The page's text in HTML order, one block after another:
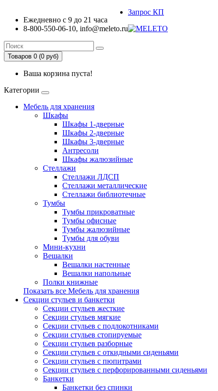
Ежедневно с 9 до 21 часа
8-800-550-06-10, info@meleto.ru
Запрос КП
Товаров 0 (0 pуб)
Ваша корзина пуста!
Категории
Мебель для хранения
Шкафы
Шкафы 1-дверные
Шкафы 2-дверные
Шкафы 3-дверные
Антресоли
Шкафы жалюзийные
Стеллажи
Стеллажи ЛДСП
Стеллажи металлические
Стеллажи библиотечные
Тумбы
Тумбы прикроватные
Тумбы офисные
Тумбы жалюзийные
Тумбы для обуви
Мини-кухни
Вешалки
Вешалки настенные
Вешалки напольные
Полки книжные
Показать все Мебель для хранения
Секции стульев и банкетки
Секции стульев жесткие
Секции стульев мягкие
Секции стульев с подлокотниками
Секции стульев стопируемые
Секции стульев разборные
Секции стульев с откидными сиденьями
Секции стульев с пюпитрами
Секции стульев с перфорированными сиденьями
Банкетки
Банкетки без спинки